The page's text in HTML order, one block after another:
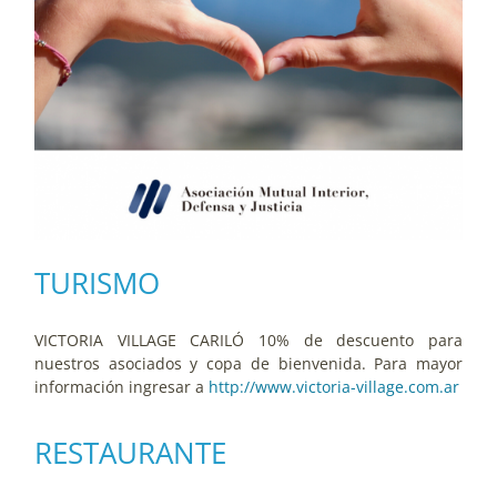
TURISMO
VICTORIA VILLAGE CARILÓ 10% de descuento para
nuestros asociados y copa de bienvenida. Para mayor
información ingresar a http://www.victoria-village.com.ar
RESTAURANTE